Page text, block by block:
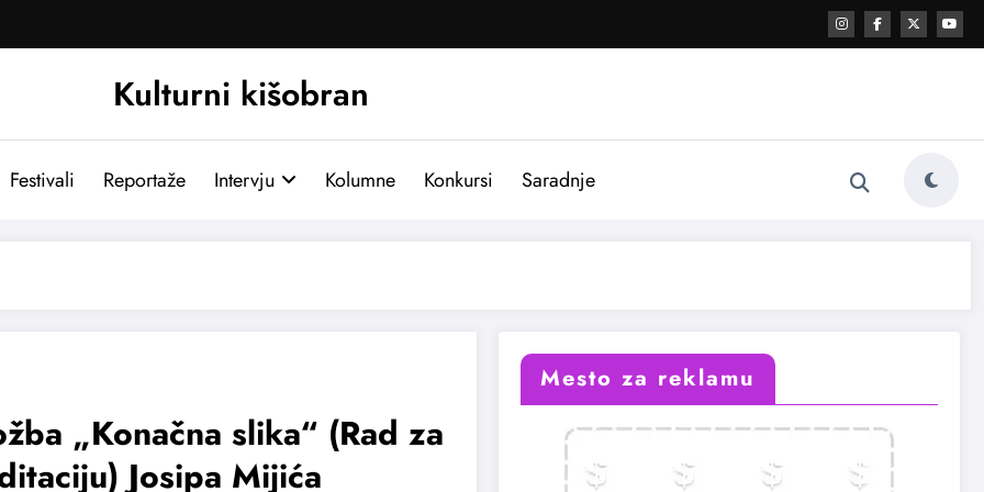
Kulturni kišobran
Festivali Reportaže Intervju Kolumne Konkursi Saradnje
„Konačna slika“ (Rad za
Josipa Mijića
Mesto za reklamu